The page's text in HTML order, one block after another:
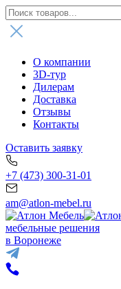
О компании
3D-тур
Дилерам
Доставка
Отзывы
Контакты
Оставить заявку
+7 (473) 300-31-01
am@atlon-mebel.ru
мебельные решения
в Воронеже